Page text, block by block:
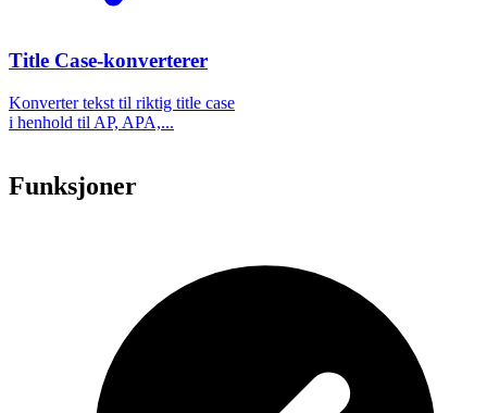
Title Case-konverterer
Konverter tekst til riktig title case
i henhold til AP, APA,...
Funksjoner